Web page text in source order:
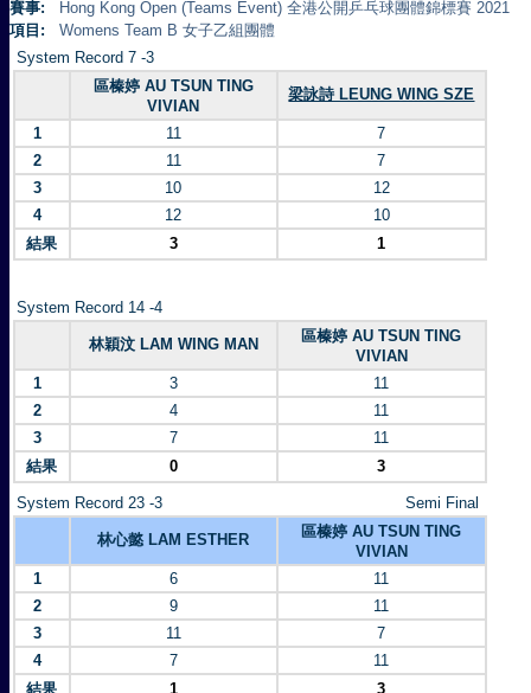
賽事:
Hong Kong Open (Teams Event) 全港公開乒乓球團體錦標賽 2021
項目:
Womens Team B 女子乙組團體
System Record 7 -3
區榛婷 AU TSUN TING
VIVIAN
梁詠詩 LEUNG WING SZE
1 11
7
2
11
7
3
10
12
4
12
10
結果
3 1
System Record 14 -4
林穎汶 LAM WING MAN
區榛婷 AU TSUN TING
VIVIAN
1
3
11
2
4
11
3
7
11
結果
0 3
System Record 23 -3 Semi Final
林心懿 LAM ESTHER
區榛婷 AU TSUN TING
VIVIAN
1
6
11
2
9
11
3
11
7
4
7
11
結果
1 3